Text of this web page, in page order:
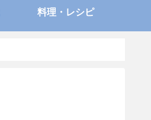
料理・レシピ